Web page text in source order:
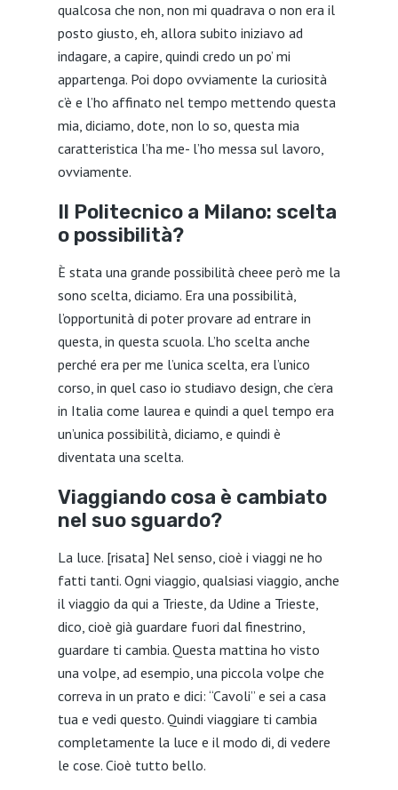
qualcosa che non, non mi quadrava o non era il
posto giusto, eh, allora subito iniziavo ad
indagare, a capire, quindi credo un po’ mi
appartenga. Poi dopo ovviamente la curiosità
c’è e l’ho affinato nel tempo mettendo questa
mia, diciamo, dote, non lo so, questa mia
caratteristica l’ha me- l’ho messa sul lavoro,
ovviamente.
Il Politecnico a Milano: scelta
o possibilità?
È stata una grande possibilità cheee però me la
sono scelta, diciamo. Era una possibilità,
l’opportunità di poter provare ad entrare in
questa, in questa scuola. L’ho scelta anche
perché era per me l’unica scelta, era l’unico
corso, in quel caso io studiavo design, che c’era
in Italia come laurea e quindi a quel tempo era
un’unica possibilità, diciamo, e quindi è
diventata una scelta.
Viaggiando cosa è cambiato
nel suo sguardo?
La luce. [risata] Nel senso, cioè i viaggi ne ho
fatti tanti. Ogni viaggio, qualsiasi viaggio, anche
il viaggio da qui a Trieste, da Udine a Trieste,
dico, cioè già guardare fuori dal finestrino,
guardare ti cambia. Questa mattina ho visto
una volpe, ad esempio, una piccola volpe che
correva in un prato e dici: “Cavoli” e sei a casa
tua e vedi questo. Quindi viaggiare ti cambia
completamente la luce e il modo di, di vedere
le cose. Cioè tutto bello.